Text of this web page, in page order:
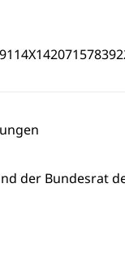
der Bundesrat